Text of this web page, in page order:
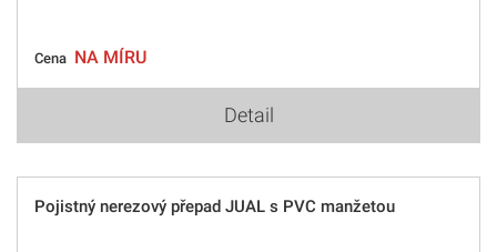
Cena NA MÍRU
Detail
Pojistný nerezový přepad JUAL s PVC manžetou